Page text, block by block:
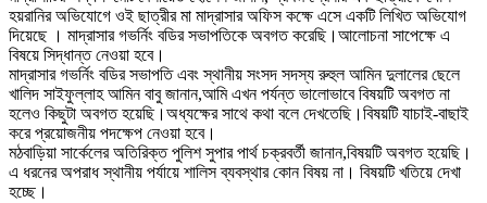
হয়রানির অভিযোগে ওই ছাত্রীর মা মাদ্রাসার অফিস কক্ষে এসে একটি লিখিত অভিযোগ
দিয়েছে । মাদ্রাসার গভর্নিং বডির সভাপতিকে অবগত করেছি।আলোচনা সাপেক্ষে এ
বিষয়ে সিদ্ধান্ত নেওয়া হবে।
মাদ্রাসার গভর্নিং বডির সভাপতি এবং স্থানীয় সংসদ সদস্য রুহুল আমিন দুলালের ছেলে
খালিদ সাইফুল্লাহ আমিন বাবু জানান,আমি এখন পর্যন্ত ভালোভাবে বিষয়টি অবগত না
হলেও কিছুটা অবগত হয়েছি।অধ্যক্ষের সাথে কথা বলে দেখতেছি।বিষয়টি যাচাই-বাছাই
করে প্রয়োজনীয় পদক্ষেপ নেওয়া হবে।
মঠবাড়িয়া সার্কেলের অতিরিক্ত পুলিশ সুপার পার্থ চক্রবর্তী জানান,বিষয়টি অবগত হয়েছি।
এ ধরনের অপরাধ স্থানীয় পর্যায়ে শালিস ব্যবস্থার কোন বিষয় না। বিষয়টি খতিয়ে দেখা
হচ্ছে।